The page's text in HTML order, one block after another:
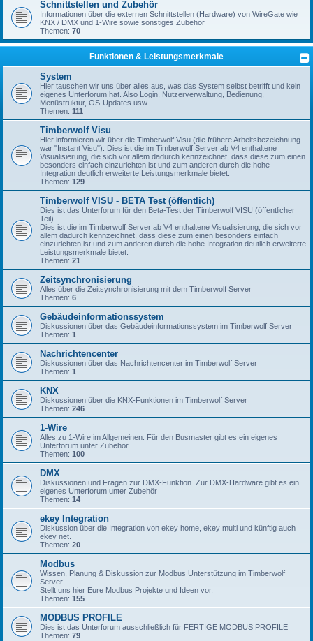
Schnittstellen und Zubehör
Informationen über die externen Schnittstellen (Hardware) von WireGate wie
KNX / DMX und 1-Wire sowie sonstiges Zubehör
Themen: 70
Funktionen & Leistungsmerkmale
System
Hier tauschen wir uns über alles aus, was das System selbst betrifft und kein
eigenes Unterforum hat. Also Login, Nutzerverwaltung, Bedienung,
Menüstruktur, OS-Updates usw.
Themen: 111
Timberwolf Visu
Hier informieren wir über die Timberwolf Visu (die frühere Arbeitsbezeichnung
war "Instant Visu"). Dies ist die im Timberwolf Server ab V4 enthaltene
Visualisierung, die sich vor allem dadurch kennzeichnet, dass diese zum einen
besonders einfach einzurichten ist und zum anderen durch die hohe
Integration deutlich erweiterte Leistungsmerkmale bietet.
Themen: 129
Timberwolf VISU - BETA Test (öffentlich)
Dies ist das Unterforum für den Beta-Test der Timberwolf VISU (öffentlicher
Teil).
Dies ist die im Timberwolf Server ab V4 enthaltene Visualisierung, die sich vor
allem dadurch kennzeichnet, dass diese zum einen besonders einfach
einzurichten ist und zum anderen durch die hohe Integration deutlich erweiterte
Leistungsmerkmale bietet.
Themen: 21
Zeitsynchronisierung
Alles über die Zeitsynchronisierung mit dem Timberwolf Server
Themen: 6
Gebäudeinformationssystem
Diskussionen über das Gebäudeinformationssystem im Timberwolf Server
Themen: 1
Nachrichtencenter
Diskussionen über das Nachrichtencenter im Timberwolf Server
Themen: 1
KNX
Diskussionen über die KNX-Funktionen im Timberwolf Server
Themen: 246
1-Wire
Alles zu 1-Wire im Allgemeinen. Für den Busmaster gibt es ein eigenes
Unterforum unter Zubehör
Themen: 100
DMX
Diskussionen und Fragen zur DMX-Funktion. Zur DMX-Hardware gibt es ein
eigenes Unterforum unter Zubehör
Themen: 14
ekey Integration
Diskussion über die Integration von ekey home, ekey multi und künftig auch
ekey net.
Themen: 20
Modbus
Wissen, Planung & Diskussion zur Modbus Unterstützung im Timberwolf
Server.
Stellt uns hier Eure Modbus Projekte und Ideen vor.
Themen: 155
MODBUS PROFILE
Dies ist das Unterforum ausschließlich für FERTIGE MODBUS PROFILE
Themen: 79